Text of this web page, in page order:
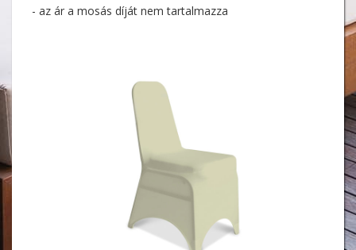
- az ár a mosás díját nem tartalmazza